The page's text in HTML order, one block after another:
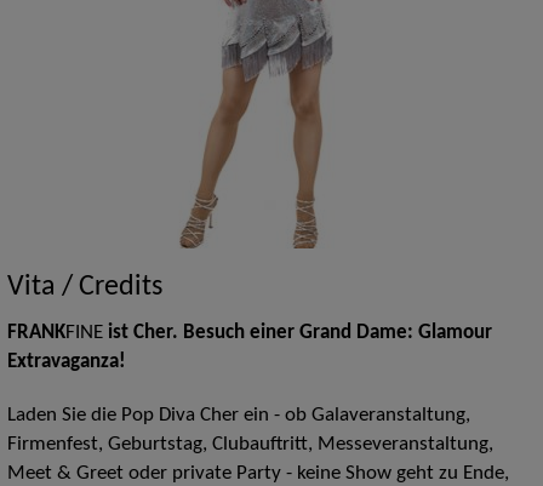
Vita / Credits
FRANKFINEist Cher. Besuch einer Grand Dame: Glamour
Extravaganza!
Laden Sie die Pop Diva Cher ein - ob Galaveranstaltung,
Firmenfest, Geburtstag, Clubauftritt, Messeveranstaltung,
Meet & Greet oder private Party - keine Show geht zu Ende,